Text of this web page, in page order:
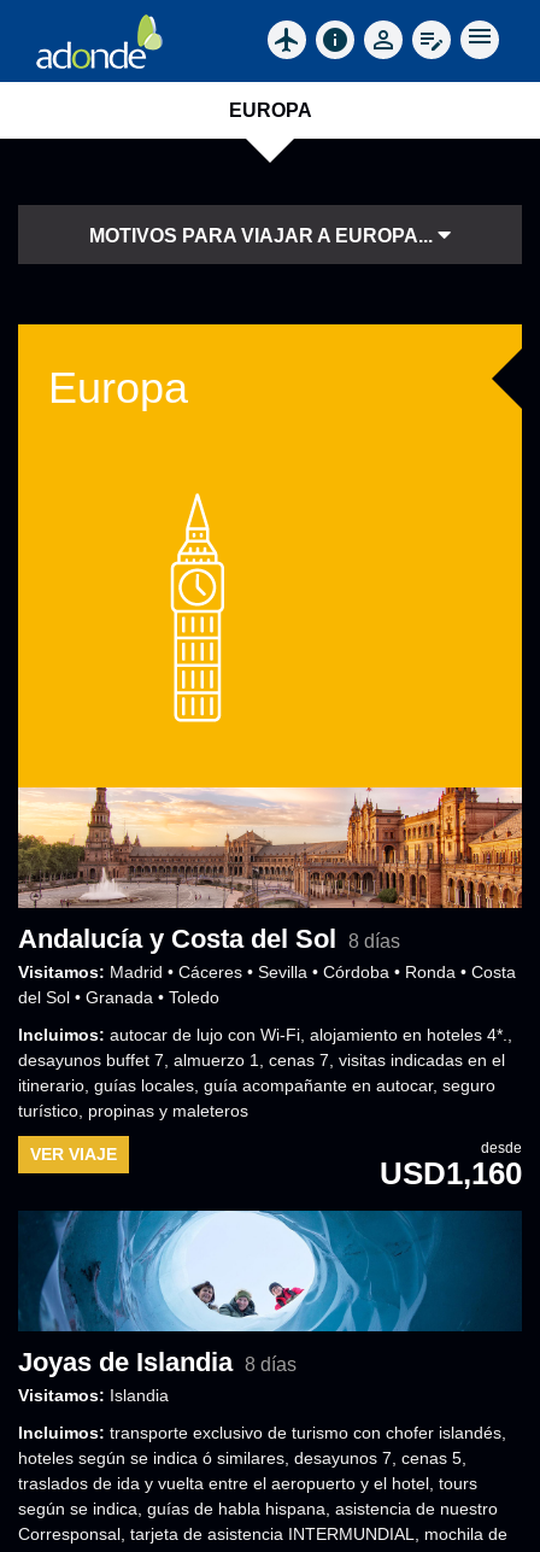
menu
flight info perm_identity edit_note
EUROPA
MOTIVOS PARA VIAJAR A EUROPA...
Europa
Andalucía y Costa del Sol 8 días
Visitamos: Madrid • Cáceres • Sevilla • Córdoba • Ronda • Costa
del Sol • Granada • Toledo
Incluimos: autocar de lujo con Wi-Fi alojamiento en hoteles 4*.
desayunos buffet 7, almuerzo 1, cenas 7 visitas indicadas en el
itinerario guías locales, guía acompañante en autocar, seguro
turístico propinas y maleteros
VER VIAJE desde
USD1,160
Joyas de Islandia 8 días
Visitamos: Islandia
Incluimos: transporte exclusivo de turismo con chofer islandés
hoteles según se indica ó similares desayunos 7, cenas 5
traslados de ida y vuelta entre el aeropuerto y el hotel tours
según se indica guías de habla hispana, asistencia de nuestro
Corresponsal tarjeta de asistencia INTERMUNDIAL
mochila de